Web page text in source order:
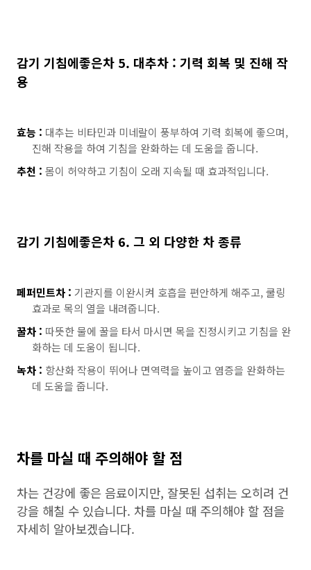
감기 기침에좋은차 5. 대추차 : 기력 회복 및 진해 작
용
효능 : 대추는 비타민과 미네랄이 풍부하여 기력 회복에 좋으며,
진해 작용을 하여 기침을 완화하는 데 도움을 줍니다.
추천 : 몸이 허약하고 기침이 오래 지속될 때 효과적입니다.
감기 기침에좋은차 6. 그 외 다양한 차 종류
페퍼민트차 : 기관지를 이완시켜 호흡을 편안하게 해주고, 쿨링
효과로 목의 열을 내려줍니다.
꿀차 : 따뜻한 물에 꿀을 타서 마시면 목을 진정시키고 기침을 완
화하는 데 도움이 됩니다.
녹차 : 항산화 작용이 뛰어나 면역력을 높이고 염증을 완화하는
데 도움을 줍니다.
차를 마실 때 주의해야 할 점
차는 건강에 좋은 음료이지만, 잘못된 섭취는 오히려 건
강을 해칠 수 있습니다. 차를 마실 때 주의해야 할 점을
자세히 알아보겠습니다.